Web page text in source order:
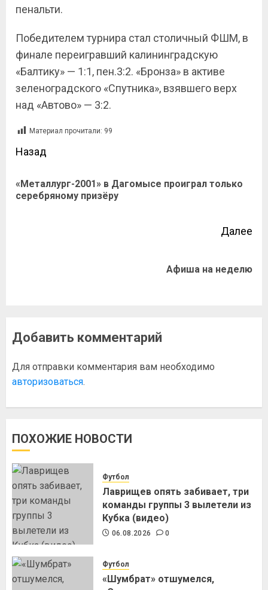
пенальти.
Победителем турнира стал столичный ФШМ, в
финале переигравший калининградскую
«Балтику» — 1:1, пен.3:2. «Бронза» в активе
зеленоградского «Спутника», взявшего верх
над «Автово» — 3:2.
Материал прочитали: 99
Назад
«Металлург-2001» в Дагомысе проиграл только
серебряному призёру
Далее
Афиша на неделю
Добавить комментарий
Для отправки комментария вам необходимо
авторизоваться.
ПОХОЖИЕ НОВОСТИ
Футбол
Лаврищев опять забивает, три
команды группы 3 вылетели из
Кубка (видео)
06.08.2026 0
Футбол
«Шумбрат» отшумелся,